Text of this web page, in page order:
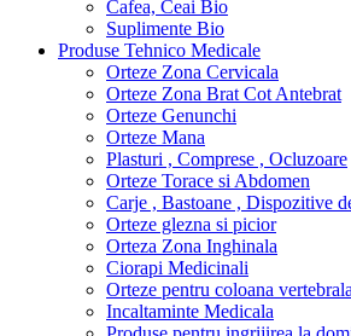
Cafea, Ceai Bio
Suplimente Bio
Produse Tehnico Medicale
Orteze Zona Cervicala
Orteze Zona Brat Cot Antebrat
Orteze Genunchi
Orteze Mana
Plasturi , Comprese , Ocluzoare
Orteze Torace si Abdomen
Carje , Bastoane , Dispozitive
Orteze glezna si picior
Orteza Zona Inghinala
Ciorapi Medicinali
Orteze pentru coloana vertebrala
Incaltaminte Medicala